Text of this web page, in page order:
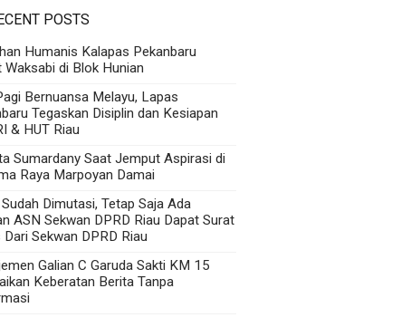
POSTS
Humanis Kalapas Pekanbaru
Waksabi di Blok Hunian
Bernuansa Melayu, Lapas
Tegaskan Disiplin dan Kesiapan
& HUT Riau
Sumardany Saat Jemput Aspirasi di
Raya Marpoyan Damai
Dimutasi, Tetap Saja Ada
ASN Sekwan DPRD Riau Dapat Surat
Dari Sekwan DPRD Riau
Galian C Garuda Sakti KM 15
Keberatan Berita Tanpa